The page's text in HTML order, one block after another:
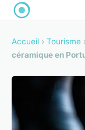
Accueil › Tourisme
céramique en